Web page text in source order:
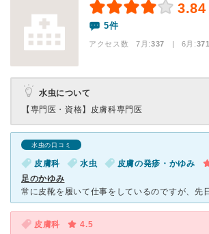
3.84
5件
アクセス数 7月:337 | 6月:371
水虫について
【専門医・資格】 皮膚科専門医
水虫の口コミ
皮膚科 水虫 皮膚の発疹・かゆみ
足のかゆみ
皮膚科
4.5